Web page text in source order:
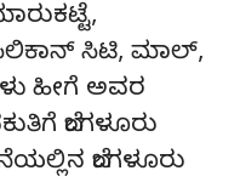
ಸಿಟಿ, ಮಾಲ್,
ಹೀಗೆ ಅವರ
ಬೆಂಗಳೂರು
ಬೆಂಗಳೂರು